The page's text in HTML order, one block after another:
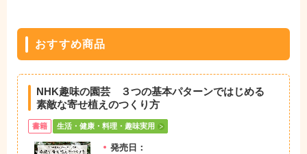
おすすめ商品
NHK趣味の園芸 ３つの基本パターンではじめる
素敵な寄せ植えのつくり方
書籍 生活・健康・料理・趣味実用
発売日：